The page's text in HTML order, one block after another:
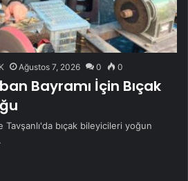
Ağustos 7, 2026 0 0
Bayramı İçin Bıçak
Tavşanlı'da bıçak bileyicileri yoğun